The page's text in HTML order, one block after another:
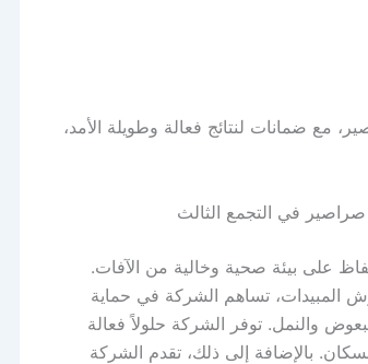
ضمانات لنتائج فعالة وطويلة الأمد،
في التجمع الثالث
على بيئة صحية وخالية من الآفات.
المبيدات، تساهم الشركة في حماية
والنمل. توفر الشركة حلولاً فعالة
بالإضافة إلى ذلك، تقدم الشركة